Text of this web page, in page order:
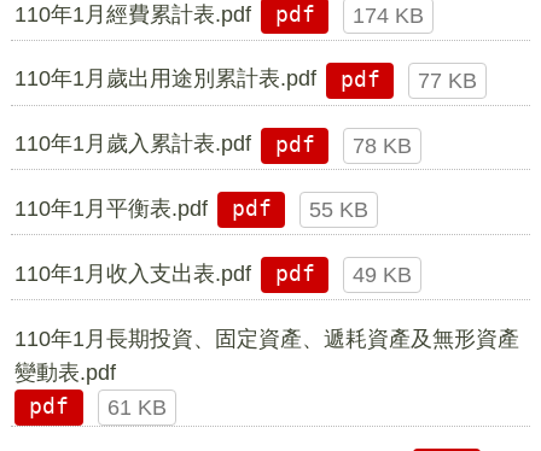
110年1月經費累計表.pdf pdf 174 KB
110年1月歲出用途別累計表.pdf pdf 77 KB
110年1月歲入累計表.pdf pdf 78 KB
110年1月平衡表.pdf pdf 55 KB
110年1月收入支出表.pdf pdf 49 KB
110年1月長期投資、固定資產、遞耗資產及無形資產
變動表.pdf
pdf
61 KB